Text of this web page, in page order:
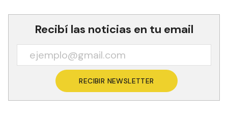
Recibí las noticias en tu email
RECIBIR NEWSLETTER